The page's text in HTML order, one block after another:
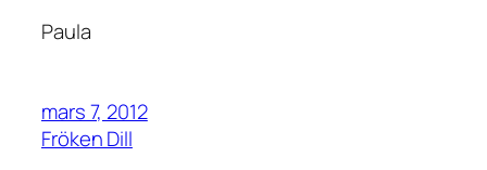
Paula
mars 7, 2012
Fröken Dill